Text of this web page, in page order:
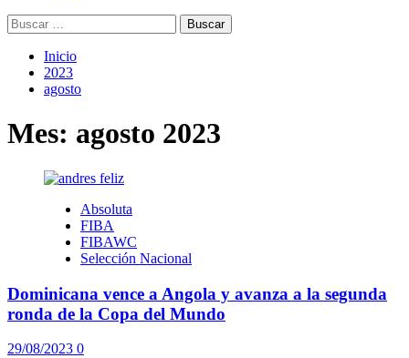
Buscar:
Inicio
2023
agosto
Mes: agosto 2023
Absoluta
FIBA
FIBAWC
Selección Nacional
Dominicana vence a Angola y avanza a la segunda
ronda de la Copa del Mundo
29/08/2023 0